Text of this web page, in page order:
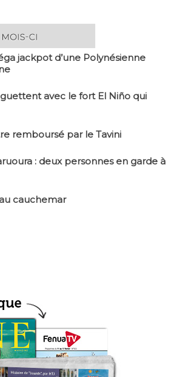
jackpot d’une Polynésienne
avec le fort El Niño qui
remboursé par le Tavini
: deux personnes en garde à
cauchemar